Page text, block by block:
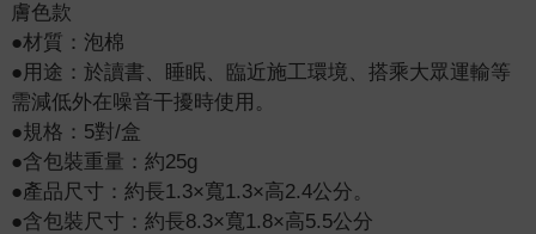
膚色款
●材質：泡棉
●用途：於讀書、睡眠、臨近施工環境、搭乘大眾運輸等
需減低外在噪音干擾時使用。
●規格：5對/盒
●含包裝重量：約25g
●產品尺寸：約長1.3×寬1.3×高2.4公分。
●含包裝尺寸：約長8.3×寬1.8×高5.5公分